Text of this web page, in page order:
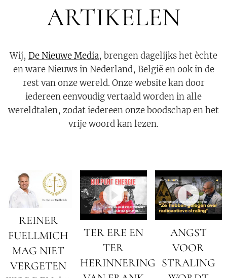
ARTIKELEN
Wij, De Nieuwe Media, brengen dagelijks het èchte
en ware Nieuws in Nederland, België en ook in de
rest van onze wereld. Onze website kan door
iedereen eenvoudig vertaald worden in alle
wereldtalen, zodat iedereen onze boodschap en het
vrije woord kan lezen.
REINER
FUELLMICH
MAG NIET
VERGETEN
TER ERE EN
TER
HERINNERING
ANGST
VOOR
STRALING